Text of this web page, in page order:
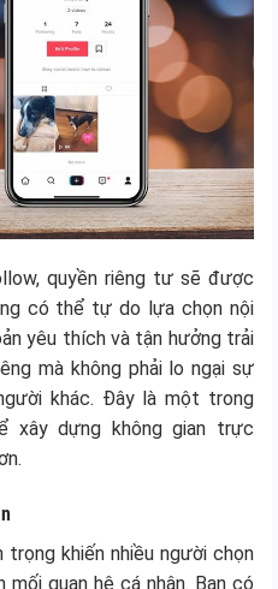
quyền riêng tư sẽ được
có thể tự do lựa chọn nội
yêu thích và tận hưởng trải
mà không phải lo ngại sự
khác. Đây là một trong
xây dựng không gian trực
khiến nhiều người chọn
quan hệ cá nhân. Bạn có